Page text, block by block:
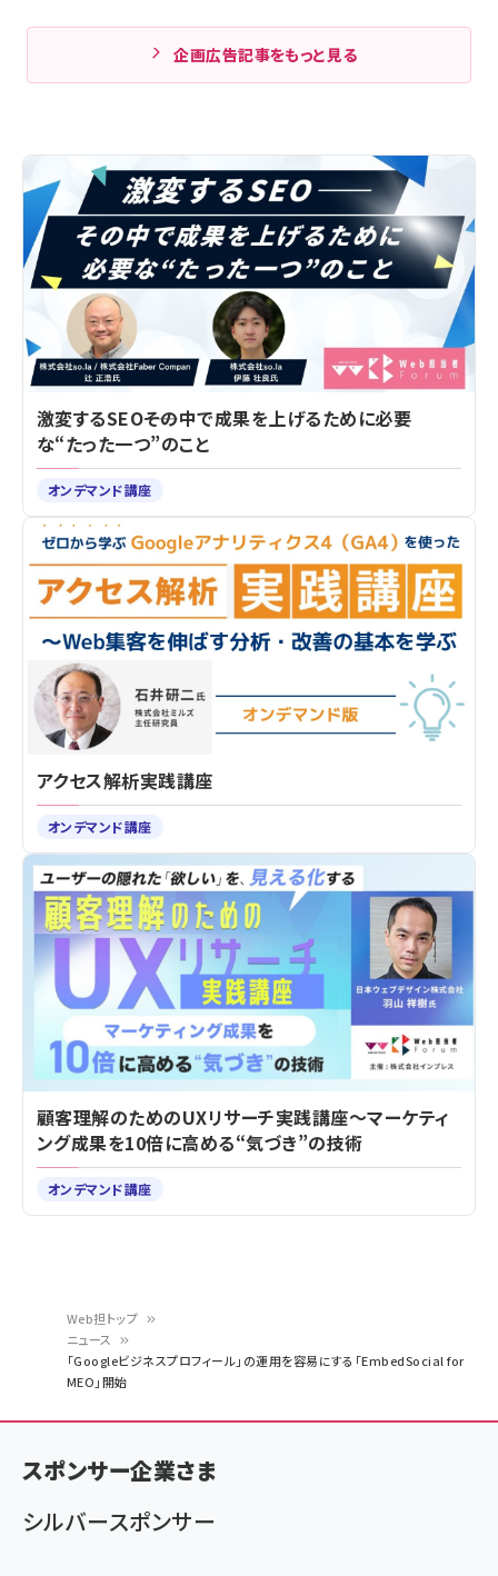
く
ず
Web担トップ
ニュース
「Googleビジネスプロフィール」の運用を容易にする「EmbedSocial for
MEO」開始
企画広告記事をもっと見る
激変するSEO――その中で成果を上げるために必要
な“たった一つ”のこと
オンデマンド講座
アクセス解析実践講座
オンデマンド講座
顧客理解のためのUXリサーチ実践講座～マーケティ
ング成果を10倍に高める“気づき”の技術
オンデマンド講座
スポンサー企業さま
シルバースポンサー